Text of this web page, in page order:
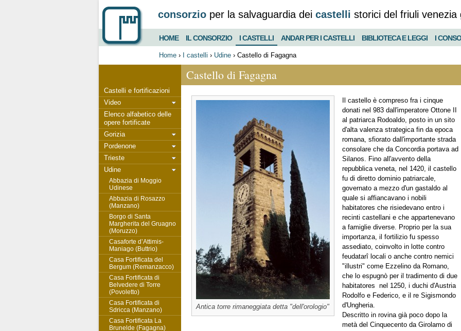
consorzio per la salvaguardia dei castelli storici del friuli venezia
HOME IL CONSORZIO I CASTELLI ANDAR PER I CASTELLI BIBLIOTECA E LEGGI I
Home › I castelli › Udine › Castello di Fagagna
Castelli e fortificazioni
Video
Elenco alfabetico delle
opere fortificate
Gorizia
Pordenone
Trieste
Udine
Abbazia di Moggio
Udinese
Abbazia di Rosazzo
(Manzano)
Borgo di Santa
Margherita del Gruagno
(Moruzzo)
Casaforte d’Attimis-
Maniago (Buttrio)
Casa Fortificata del
Bergum (Remanzacco)
Casa Fortificata di
Belvedere di Torre
(Povoletto)
Casa Fortificata di
Sdricca (Manzano)
Casa Fortificata La
Brunelde (Fagagna)
Castello di Fagagna
Antica torre rimaneggiata detta "dell'orologio"
Il castello è compreso fra i cinque
donati nel 983 dall'imperatore Ottone II
al patriarca Rodoaldo, posto in un sito
d'alta valenza strategica fin da epoca
romana, sfiorato dall'importante strada
consolare che da Concordia portava ad
Silanos. Fino all'avvento della
repubblica veneta, nel 1420, il castello
fu di diretto dominio patriarcale,
governato a mezzo d'un gastaldo al
quale si affiancavano i nobili
habitatores che risiedevano entro i
recinti castellani e che appartenevano
a famiglie diverse. Proprio per la sua
importanza, il fortilizio fu spesso
assediato, coinvolto in lotte contro
feudatarî locali o anche contro nemici
"illustri" come Ezzelino da Romano,
che lo espugnò per il tradimento di due
habitatores nel 1250, i duchi d'Austria
Rodolfo e Federico, e il re Sigismondo
d'Ungheria.
Descritto in rovina già poco dopo la
metà del Cinquecento da Girolamo di